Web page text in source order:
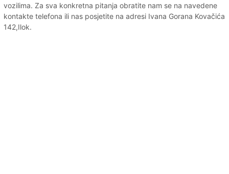
vozilima. Za sva konkretna pitanja obratite nam se na navedene
kontakte telefona ili nas posjetite na adresi Ivana Gorana Kovačića
142,Ilok.